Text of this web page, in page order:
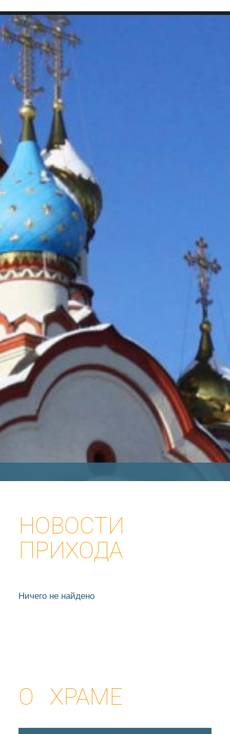
SEARCH
ХРАМ
ГЕОРГИЯ
НОВОСТИ
ПРИХОДА
Ничего не найдено
О ХРАМЕ